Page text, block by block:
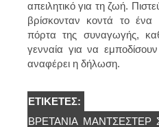
απειλητικό για τη ζωή.
βρίσκονταν κοντά το
πόρτα της συναγωγής,
γενναία για να
αναφέρει η δήλωση.
ΕΤΙΚΈΤΕΣ:
ΒΡΕΤΑΝΊΑ ΜΆΝΤΣΕΣΤΕΡ